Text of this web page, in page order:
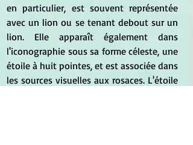
en particulier, est souvent représentée
avec un lion ou se tenant debout sur un
lion. Elle apparaît également dans
l'iconographie sous sa forme céleste, une
étoile à huit pointes, et est associée dans
les sources visuelles aux rosaces. L'étoile